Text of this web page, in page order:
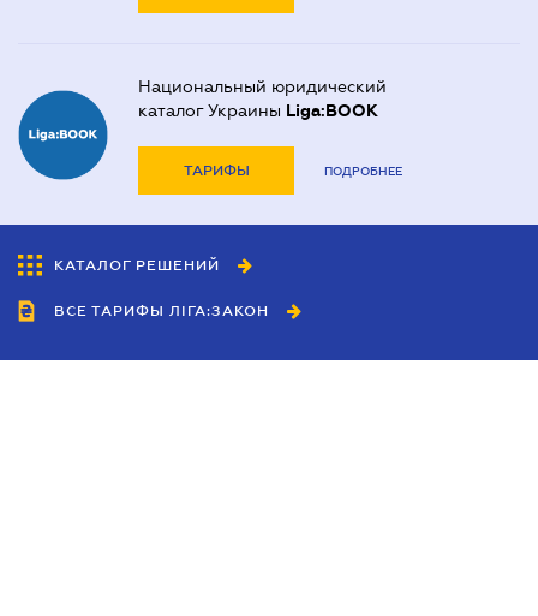
Национальный юридический
каталог Украины Liga:BOOK
ТАРИФЫ ПОДРОБНЕЕ
КАТАЛОГ РЕШЕНИЙ
ВСЕ ТАРИФЫ ЛІГА:ЗАКОН